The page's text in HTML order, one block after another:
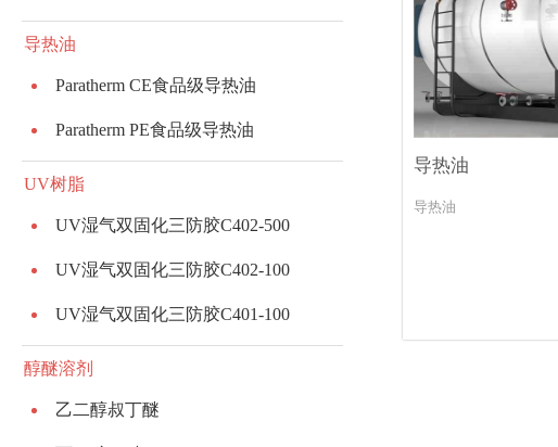
导热油
Paratherm CE食品级导热油
Paratherm PE食品级导热油
UV树脂
UV湿气双固化三防胶C402-500
UV湿气双固化三防胶C402-100
UV湿气双固化三防胶C401-100
醇醚溶剂
乙二醇叔丁醚
导热油
导热油